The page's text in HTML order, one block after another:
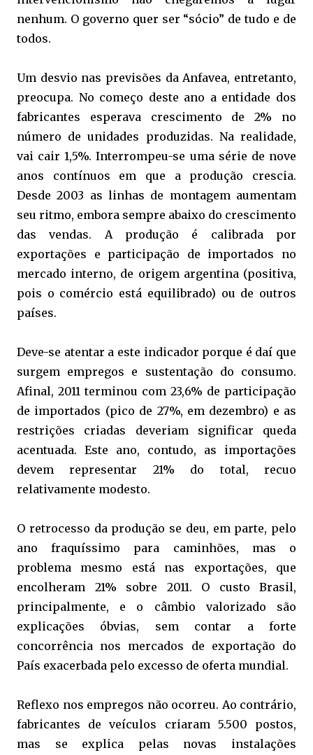
nenhum. O governo quer ser “sócio” de tudo e de
todos.
Um desvio nas previsões da Anfavea, entretanto,
preocupa. No começo deste ano a entidade dos
fabricantes esperava crescimento de 2% no
número de unidades produzidas. Na realidade,
vai cair 1,5%. Interrompeu-se uma série de nove
anos contínuos em que a produção crescia.
Desde 2003 as linhas de montagem aumentam
seu ritmo, embora sempre abaixo do crescimento
das vendas. A produção é calibrada por
exportações e participação de importados no
mercado interno, de origem argentina (positiva,
pois o comércio está equilibrado) ou de outros
países.
Deve-se atentar a este indicador porque é daí que
surgem empregos e sustentação do consumo.
Afinal, 2011 terminou com 23,6% de participação
de importados (pico de 27%, em dezembro) e as
restrições criadas deveriam significar queda
acentuada. Este ano, contudo, as importações
devem representar 21% do total, recuo
relativamente modesto.
O retrocesso da produção se deu, em parte, pelo
ano fraquíssimo para caminhões, mas o
problema mesmo está nas exportações, que
encolheram 21% sobre 2011. O custo Brasil,
principalmente, e o câmbio valorizado são
explicações óbvias, sem contar a forte
concorrência nos mercados de exportação do
País exacerbada pelo excesso de oferta mundial.
Reflexo nos empregos não ocorreu. Ao contrário,
fabricantes de veículos criaram 5.500 postos,
mas se explica pelas novas instalações